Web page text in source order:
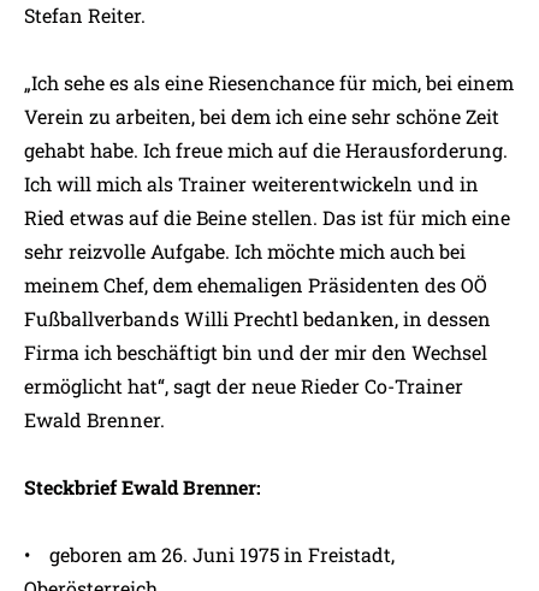
Stefan Reiter.
„Ich sehe es als eine Riesenchance für mich, bei einem
Verein zu arbeiten, bei dem ich eine sehr schöne Zeit
gehabt habe. Ich freue mich auf die Herausforderung.
Ich will mich als Trainer weiterentwickeln und in
Ried etwas auf die Beine stellen. Das ist für mich eine
sehr reizvolle Aufgabe. Ich möchte mich auch bei
meinem Chef, dem ehemaligen Präsidenten des OÖ
Fußballverbands Willi Prechtl bedanken, in dessen
Firma ich beschäftigt bin und der mir den Wechsel
ermöglicht hat“, sagt der neue Rieder Co-Trainer
Ewald Brenner.
Steckbrief Ewald Brenner:
• geboren am 26. Juni 1975 in Freistadt,